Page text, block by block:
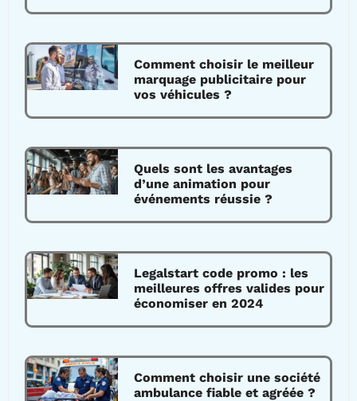
Comment choisir le meilleur
marquage publicitaire pour
vos véhicules ?
Quels sont les avantages
d’une animation pour
événements réussie ?
Legalstart code promo : les
meilleures offres valides pour
économiser en 2024
Comment choisir une société
ambulance fiable et agréée ?